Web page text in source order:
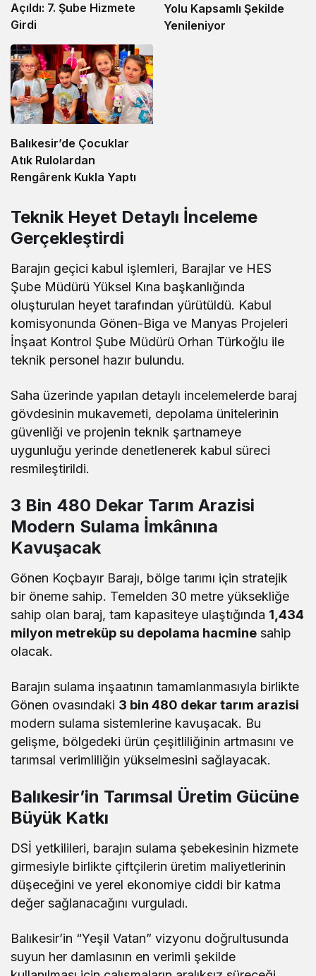
Açıldı: 7. Şube Hizmete
Girdi
Yolu Kapsamlı Şekilde
Yenileniyor
Balıkesir’de Çocuklar
Atık Rulolardan
Rengârenk Kukla Yaptı
Teknik Heyet Detaylı İnceleme
Gerçekleştirdi
Barajın geçici kabul işlemleri, Barajlar ve HES
Şube Müdürü Yüksel Kına başkanlığında
oluşturulan heyet tarafından yürütüldü. Kabul
komisyonunda Gönen-Biga ve Manyas Projeleri
İnşaat Kontrol Şube Müdürü Orhan Türkoğlu ile
teknik personel hazır bulundu.
Saha üzerinde yapılan detaylı incelemelerde baraj
gövdesinin mukavemeti, depolama ünitelerinin
güvenliği ve projenin teknik şartnameye
uygunluğu yerinde denetlenerek kabul süreci
resmileştirildi.
3 Bin 480 Dekar Tarım Arazisi
Modern Sulama İmkânına
Kavuşacak
Gönen Koçbayır Barajı, bölge tarımı için stratejik
bir öneme sahip. Temelden 30 metre yüksekliğe
sahip olan baraj, tam kapasiteye ulaştığında 1,434
milyon metreküp su depolama hacmine sahip
olacak.
Barajın sulama inşaatının tamamlanmasıyla birlikte
Gönen ovasındaki 3 bin 480 dekar tarım arazisi
modern sulama sistemlerine kavuşacak. Bu
gelişme, bölgedeki ürün çeşitliliğinin artmasını ve
tarımsal verimliliğin yükselmesini sağlayacak.
Balıkesir’in Tarımsal Üretim Gücüne
Büyük Katkı
DSİ yetkilileri, barajın sulama şebekesinin hizmete
girmesiyle birlikte çiftçilerin üretim maliyetlerinin
düşeceğini ve yerel ekonomiye ciddi bir katma
değer sağlanacağını vurguladı.
Balıkesir’in “Yeşil Vatan” vizyonu doğrultusunda
suyun her damlasının en verimli şekilde